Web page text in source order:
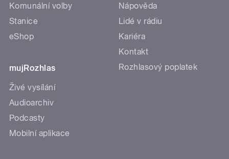
Komunální volby
Stanice
eShop
mujRozhlas
Živé vysílání
Audioarchiv
Podcasty
Mobilní aplikace
Nápověda
Lidé v rádiu
Kariéra
Kontakt
Rozhlasový poplatek